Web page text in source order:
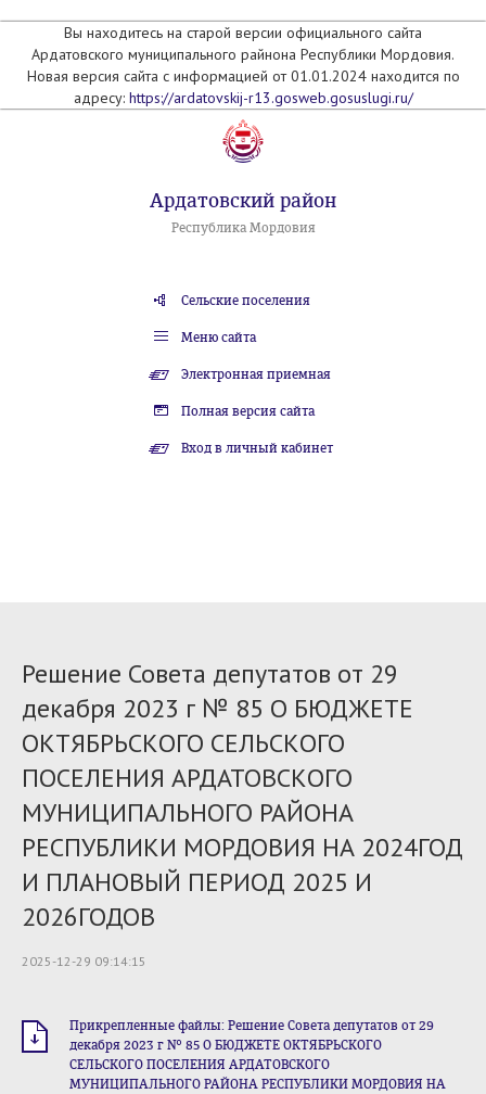
Вы находитесь на старой версии официального сайта
Ардатовского муниципального райнона Республики Мордовия.
Новая версия сайта с информацией от 01.01.2024 находится по
адресу: https://ardatovskij-r13.gosweb.gosuslugi.ru/
Ардатовский район
Республика Мордовия
Сельские поселения
Меню сайта
Электронная приемная
Полная версия сайта
Вход в личный кабинет
Решение Совета депутатов от 29
декабря 2023 г № 85 О БЮДЖЕТЕ
ОКТЯБРЬСКОГО СЕЛЬСКОГО
ПОСЕЛЕНИЯ АРДАТОВСКОГО
МУНИЦИПАЛЬНОГО РАЙОНА
РЕСПУБЛИКИ МОРДОВИЯ НА 2024ГОД
И ПЛАНОВЫЙ ПЕРИОД 2025 И
2026ГОДОВ
2025-12-29 09:14:15
Прикрепленные файлы: Решение Совета депутатов от 29
декабря 2023 г № 85 О БЮДЖЕТЕ ОКТЯБРЬСКОГО
СЕЛЬСКОГО ПОСЕЛЕНИЯ АРДАТОВСКОГО
МУНИЦИПАЛЬНОГО РАЙОНА РЕСПУБЛИКИ МОРДОВИЯ НА